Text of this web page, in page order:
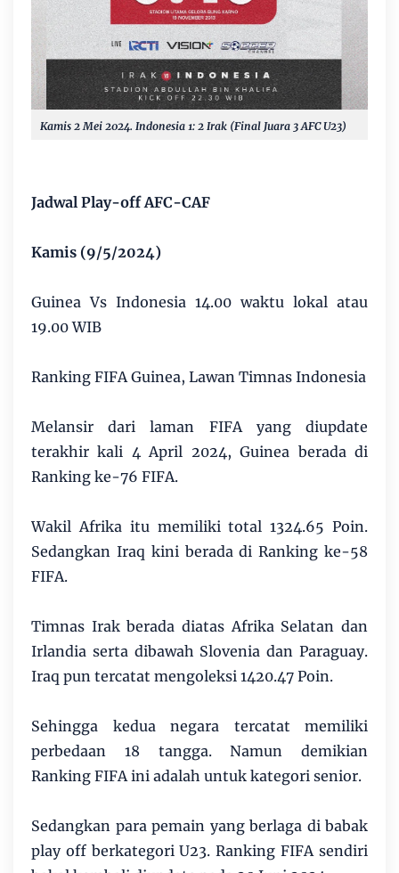
Kamis 2 Mei 2024. Indonesia 1: 2 Irak (Final Juara 3 AFC U23)
Jadwal Play-off AFC-CAF
Kamis (9/5/2024)
Guinea Vs Indonesia 14.00 waktu lokal atau
19.00 WIB
Ranking FIFA Guinea, Lawan Timnas Indonesia
Melansir dari laman FIFA yang diupdate
terakhir kali 4 April 2024, Guinea berada di
Ranking ke-76 FIFA.
Wakil Afrika itu memiliki total 1324.65 Poin.
Sedangkan Iraq kini berada di Ranking ke-58
FIFA.
Timnas Irak berada diatas Afrika Selatan dan
Irlandia serta dibawah Slovenia dan Paraguay.
Iraq pun tercatat mengoleksi 1420.47 Poin.
Sehingga kedua negara tercatat memiliki
perbedaan 18 tangga. Namun demikian
Ranking FIFA ini adalah untuk kategori senior.
Sedangkan para pemain yang berlaga di babak
play off berkategori U23. Ranking FIFA sendiri